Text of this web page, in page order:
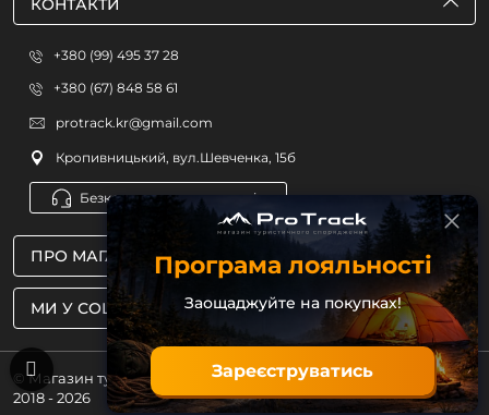
МИ У СОЦМЕРЕЖАХ
ПРО МАГАЗИН
КОНТАКТИ
+380 (99) 495 37 28
+380 (67) 848 58 61
protrack.kr@gmail.com
Кропивницький, вул.Шевченка, 15б
Безкоштовна консультація
© Магазин туристичного спорядження ProTrack
2018 - 2026
Програма лояльності
Заощаджуйте на покупках!
Зареєструватись